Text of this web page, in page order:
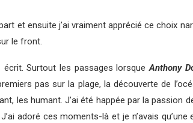
et ensuite j’ai vraiment apprécié ce choix
le front.
écrit. Surtout les passages lorsqueAnthony
pas sur la plage, la découverte de
les humant. J’ai été happée par la passion
adoré ces moments-là et je n’avais qu’une